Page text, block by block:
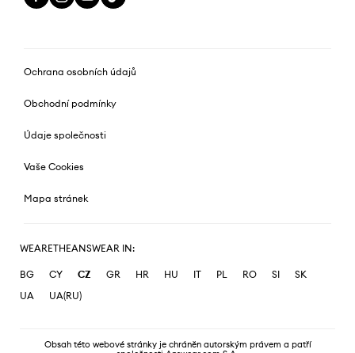
Ochrana osobních údajů
Obchodní podmínky
Údaje společnosti
Vaše Cookies
Mapa stránek
WEARETHEANSWEAR IN:
BG CY CZ GR HR HU IT PL RO SI
SK
UA
UA(RU)
Obsah této webové stránky je chráněn autorským právem a patří